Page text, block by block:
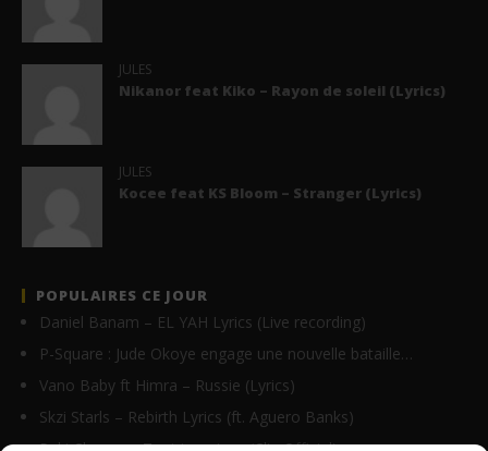
JULES
Nikanor feat Kiko – Rayon de soleil (Lyrics)
JULES
Kocee feat KS Bloom – Stranger (Lyrics)
POPULAIRES CE JOUR
Daniel Banam – EL YAH Lyrics (Live recording)
P-Square : Jude Okoye engage une nouvelle bataille…
Vano Baby ft Himra – Russie (Lyrics)
Skzi Starls – Rebirth Lyrics (ft. Aguero Banks)